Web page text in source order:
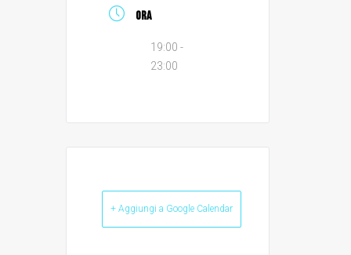
ORA
19:00 -
23:00
+ Aggiungi a Google Calendar